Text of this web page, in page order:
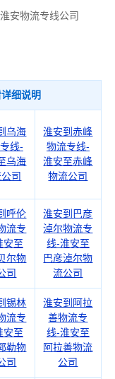
安物流专线公司
细说明
乌海
线-
乌海
司
淮安到赤峰
物流专线-
淮安至赤峰
物流公司
呼伦
流专
安至
尔物
司
淮安到巴彦
淖尔物流专
线-淮安至
巴彦淖尔物
流公司
锡林
流专
安至
勒物
司
淮安到阿拉
善物流专
线-淮安至
阿拉善物流
公司